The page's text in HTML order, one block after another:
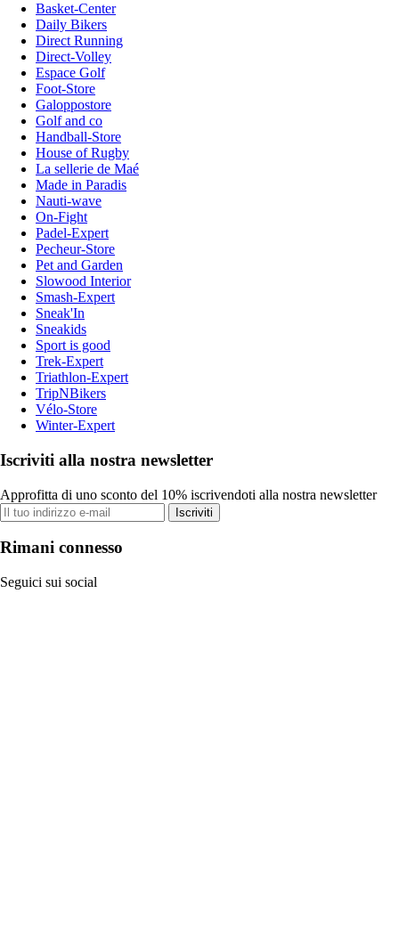
Basket-Center
Daily Bikers
Direct Running
Direct-Volley
Espace Golf
Foot-Store
Galoppostore
Golf and co
Handball-Store
House of Rugby
La sellerie de Maé
Made in Paradis
Nauti-wave
On-Fight
Padel-Expert
Pecheur-Store
Pet and Garden
Slowood Interior
Smash-Expert
Sneak'In
Sneakids
Sport is good
Trek-Expert
Triathlon-Expert
TripNBikers
Vélo-Store
Winter-Expert
Iscriviti alla nostra newsletter
Approfitta di uno sconto del 10% iscrivendoti alla nostra newsletter
Iscriviti
Rimani connesso
Seguici sui social